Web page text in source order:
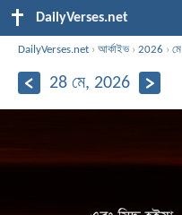
DailyVerses.net
DailyVerses.net ›আর্কাইভ›2026 ›মে
28 মে, 2026